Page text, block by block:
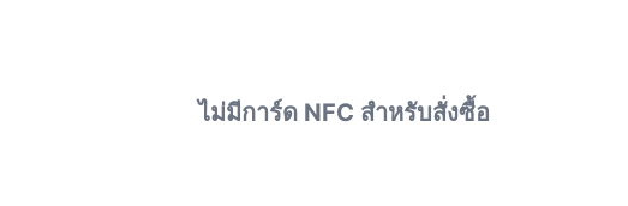
ไม่มีการ์ด NFC สําหรับสั่งซื้อ